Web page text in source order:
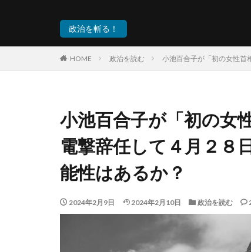
政治を斬る！
HOME 政治を読む 小池百合子が「初の女性首
小池百合子が「初の女
電撃辞任して４月２８
能性はあるか？
2024年2月9日 2024年2月10日 政治を読む